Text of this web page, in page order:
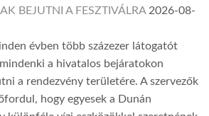
BEJUTNI A FESZTIVÁLRA 2026-08-
évben több százezer látogatót
a hivatalos bejáratokon
a rendezvény területére. A szervezők
hogy egyesek a Dunán